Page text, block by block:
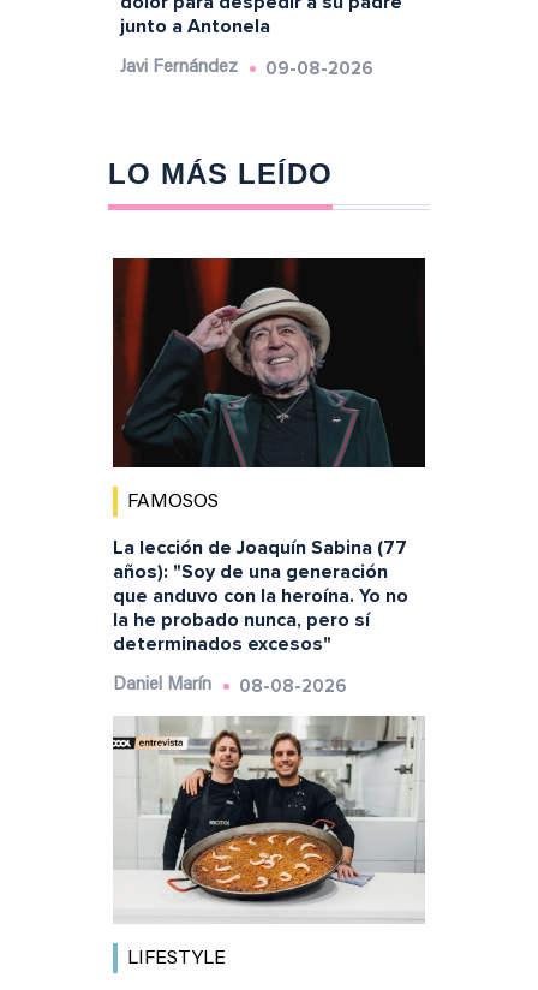
junto a Antonela
Javi Fernández 09-08-2026
LO MÁS LEÍDO
FAMOSOS
La lección de Joaquín Sabina (77
años): "Soy de una generación
que anduvo con la heroína. Yo no
la he probado nunca, pero sí
determinados excesos"
Daniel Marín 08-08-2026
LIFESTYLE